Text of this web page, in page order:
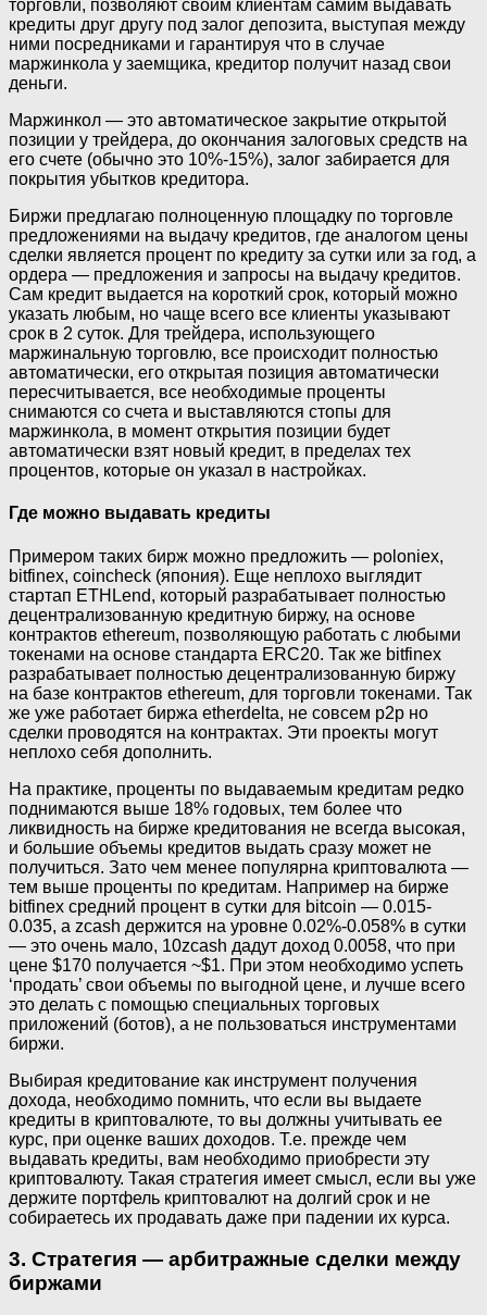
торговли, позволяют своим клиентам самим выдавать
кредиты друг другу под залог депозита, выступая между
ними посредниками и гарантируя что в случае
маржинкола у заемщика, кредитор получит назад свои
деньги.
Маржинкол — это автоматическое закрытие открытой
позиции у трейдера, до окончания залоговых средств на
его счете (обычно это 10%-15%), залог забирается для
покрытия убытков кредитора.
Биржи предлагаю полноценную площадку по торговле
предложениями на выдачу кредитов, где аналогом цены
сделки является процент по кредиту за сутки или за год, а
ордера — предложения и запросы на выдачу кредитов.
Сам кредит выдается на короткий срок, который можно
указать любым, но чаще всего все клиенты указывают
срок в 2 суток. Для трейдера, использующего
маржинальную торговлю, все происходит полностью
автоматически, его открытая позиция автоматически
пересчитывается, все необходимые проценты
снимаются со счета и выставляются стопы для
маржинкола, в момент открытия позиции будет
автоматически взят новый кредит, в пределах тех
процентов, которые он указал в настройках.
Где можно выдавать кредиты
Примером таких бирж можно предложить — poloniex,
bitfinex, coincheck (япония). Еще неплохо выглядит
стартап ETHLend, который разрабатывает полностью
децентрализованную кредитную биржу, на основе
контрактов ethereum, позволяющую работать с любыми
токенами на основе стандарта ERC20. Так же bitfinex
разрабатывает полностью децентрализованную биржу
на базе контрактов ethereum, для торговли токенами. Так
же уже работает биржа etherdelta, не совсем p2p но
сделки проводятся на контрактах. Эти проекты могут
неплохо себя дополнить.
На практике, проценты по выдаваемым кредитам редко
поднимаются выше 18% годовых, тем более что
ликвидность на бирже кредитования не всегда высокая,
и большие объемы кредитов выдать сразу может не
получиться. Зато чем менее популярна криптовалюта —
тем выше проценты по кредитам. Например на бирже
bitfinex средний процент в сутки для bitcoin — 0.015-
0.035, а zcash держится на уровне 0.02%-0.058% в сутки
— это очень мало, 10zcash дадут доход 0.0058, что при
цене $170 получается ~$1. При этом необходимо успеть
‘продать’ свои объемы по выгодной цене, и лучше всего
это делать с помощью специальных торговых
приложений (ботов), а не пользоваться инструментами
биржи.
Выбирая кредитование как инструмент получения
дохода, необходимо помнить, что если вы выдаете
кредиты в криптовалюте, то вы должны учитывать ее
курс, при оценке ваших доходов. Т.е. прежде чем
выдавать кредиты, вам необходимо приобрести эту
криптовалюту. Такая стратегия имеет смысл, если вы уже
держите портфель криптовалют на долгий срок и не
собираетесь их продавать даже при падении их курса.
3. Стратегия — арбитражные сделки между
биржами